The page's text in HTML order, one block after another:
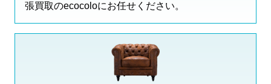
張買取のecocoloにお任せください。